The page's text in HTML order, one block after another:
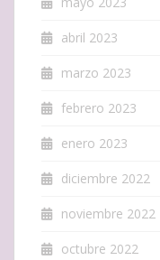
abril 2023
marzo 2023
febrero 2023
enero 2023
diciembre 2022
noviembre 2022
octubre 2022